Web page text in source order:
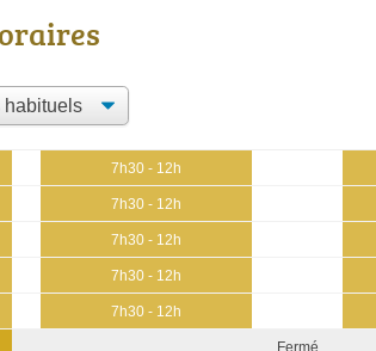
7h30 - 12h
7h30 - 12h
7h30 - 12h
7h30 - 12h
7h30 - 12h
Fermé